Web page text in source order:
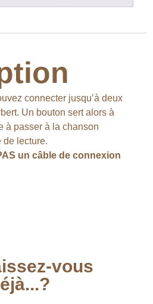
connecter jusqu’à deux
Un bouton sert alors à
à passer à la chanson
de lecture.
un câble de connexion
vous